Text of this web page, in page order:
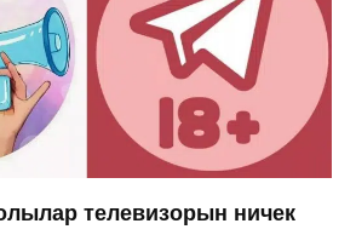
телевизорын ничек